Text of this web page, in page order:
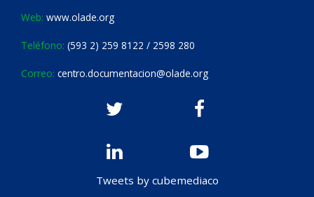
Web: www.olade.org
Teléfono: (593 2) 259 8122 / 2598 280
Correo: centro.documentacion@olade.org
Tweets by cubemediaco